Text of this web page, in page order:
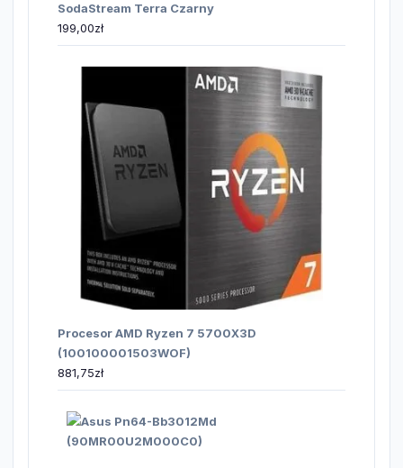
SodaStream Terra Czarny
199,00zł
Procesor AMD Ryzen 7 5700X3D
(100100001503WOF)
881,75zł